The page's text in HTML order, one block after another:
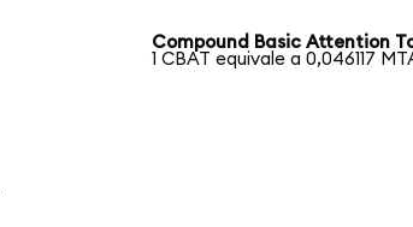
Compound Basic Attention
1 CBAT equivale a 0,046117